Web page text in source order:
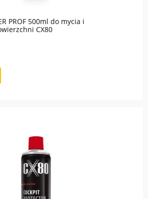
PROF 500ml do mycia i
CX80